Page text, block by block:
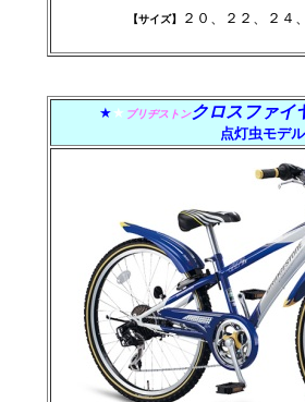
【サイズ】 ２０、２２、２
★★ ブリヂストンクロスファイ
点灯虫モデル